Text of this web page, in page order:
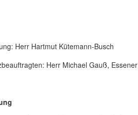
Herr Hartmut Kütemann-Busch
Herr Michael Gauß,